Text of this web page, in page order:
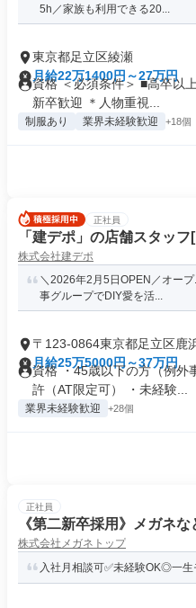
5h／家族も利用できる20...
東京都足立区綾瀬
月給22万1400円～27万円
資格 ＜必須条件＞ ■高卒以
新卒歓迎 ＊人物重視...
制服あり 業界未経験歓迎 +18個
正社員
「建デポ」の店舗スタッフ
株式会社建デポ
＼2026年2月5日OPEN／オー
事グループでDIY愛を活...
〒123-0864東京都足立区鹿
月給25万5000円～37万円
資格 ・45歳以下の方（例外
許（AT限定可） ・未経験...
業界未経験歓迎 +28個
正社員
《第二新卒採用》メガネ
株式会社メガネトップ
入社月相談可✅未経験OK◎一